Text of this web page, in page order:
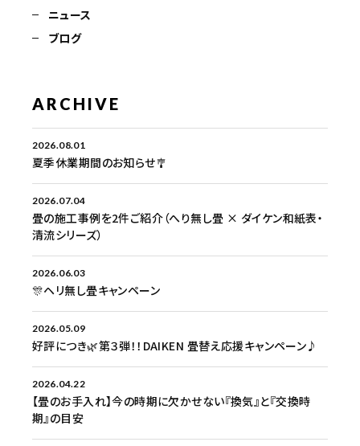
ニュース
ブログ
ARCHIVE
2026.08.01
夏季休業期間のお知らせ🎐
2026.07.04
畳の施工事例を2件ご紹介（へり無し畳 × ダイケン和紙表・
清流シリーズ）
2026.06.03
🎊ヘリ無し畳キャンペーン
2026.05.09
好評につき🌿第３弾！！DAIKEN 畳替え応援キャンペーン♪
2026.04.22
【畳のお手入れ】今の時期に欠かせない『換気』と『交換時
期』の目安